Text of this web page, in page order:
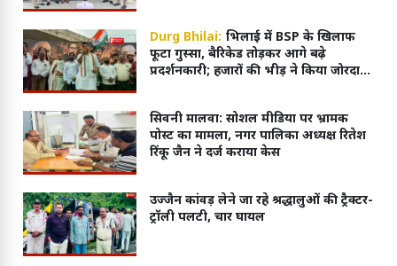
Durg Bhilai: भिलाई में BSP के खिलाफ
फूटा गुस्सा, बैरिकेड तोड़कर आगे बढ़े
प्रदर्शनकारी; हजारों की भीड़ ने किया जोरदार
सिवनी मालवा: सोशल मीडिया पर भ्रामक
पोस्ट का मामला, नगर पालिका अध्यक्ष रितेश
रिंकू जैन ने दर्ज कराया केस
उज्जैन कांवड़ लेने जा रहे श्रद्धालुओं की ट्रैक्टर-
ट्रॉली पलटी, चार घायल